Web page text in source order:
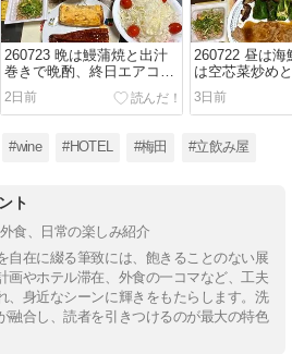
260723 晩は鰻蒲焼と出汁
巻きで晩酌、終日エアコン
入れ出した！
2日前
260722 昼は海
は空芯菜炒め
晩酌 注意：毒
3日前
#wine #HOTEL #梅田 #立飲み屋
ト
食、日常の楽しみ紹介
自在に綴る筆致には、飽きることのない展
画やホテル滞在、外食の一コマなど、工夫
、身近なシーンに輝きをもたらします。洗
融合し、読者を引きつけるのが最大の特色